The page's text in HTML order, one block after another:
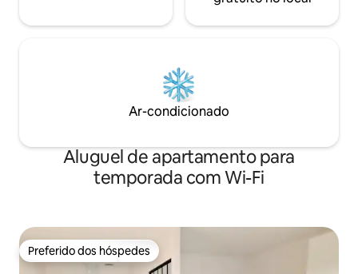
Ar-condicionado
Aluguel de apartamento para
temporada com Wi-Fi
Preferido dos hóspedes
Preferido dos hóspedes